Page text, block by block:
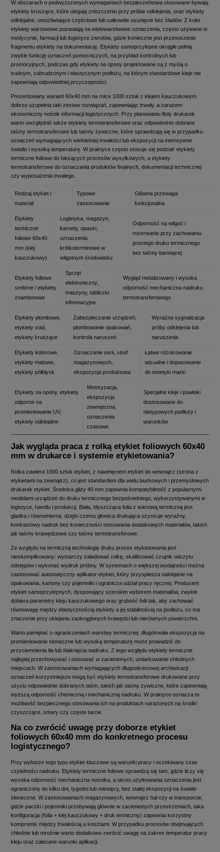
W obszarach o podwyższonych wymaganiach bezpieczeństwa stosowane bywają
etykiety kruszące, które ulegają zniszczeniu przy próbie odklejenia, oraz etykiety
odklejalne, umożliwiające częściowe lub całkowite usunięcie bez śladów. Z kolei
etykiety warstwowe pozwalają na wielowarstwowe oznaczenia, często używane w
medycynie, farmacji lub logistyce zwrotów, gdzie konieczne jest przenoszenie
fragmentu etykiety na dokumentację. Etykiety samoprzylepne okrągłe pełnią
zwykle funkcję oznaczeń pomocniczych, na przykład kontrolnych lub
promocyjnych, podczas gdy etykiety na opony projektowane są z myślą o
trudnym, zabrudzonym i elastycznym podłożu, na którym standardowe kleje nie
zapewniają odpowiedniej przyczepności.
Prezentowany wariant 60x40 mm na rolce 1000 sztuk z klejem kauczukowym
dobrze uzupełnia taki zestaw rozwiązań, zapewniając trwały, a zarazem
ekonomiczny nośnik informacji logistycznych. Przy planowaniu floty drukarek
warto uwzględnić także etykiety termotransferowe oraz odpowiednio dobrane
taśmy termotransferowe lub taśmy żywiczne, które sprawdzają się w przypadku
oznaczeń wymagających wieloletniej trwałości lub ekspozycji na intensywne
światło i wysoką temperaturę. W praktyce często stosuje się podział: etykiety
termiczne foliowe do bieżących procesów wysyłkowych, a etykiety
termotransferowe do oznaczania produktów finalnych, dokumentacji technicznej
czy wyposażenia trwałego.
Rodzaj etykiet /
materiał
Typowe
zastosowanie
Główna przewaga
funkcjonalna
Etykiety
termiczne
foliowe 60x40
mm (klej
kauczukowy)
Logistyka, magazyn,
karnety, opaski,
oznaczenia
krótkoterminowe w
wilgotnym środowisku
Odporność na wilgoć i
rozerwanie przy zachowaniu
prostego druku termicznego
bez taśmy barwiącej
Etykiety foliowe
srebrne / etykiety
znamionowe
Sprzęt
elektroniczny,
maszyny, tabliczki
informacyjne
Wygląd metalizowany i wysoka
odporność mechaniczna nadruku
termotransferowego
Etykiety plombowe,
etykiety void,
etykiety kruszące
Zabezpieczanie urządzeń,
plombowanie opakowań,
kontrola naruszeń
Wyraźna sygnalizacja
próby odklejenia lub
naruszenia
Etykiety kolorowe,
etykiety matowe,
etykiety półbłysk
Oznaczanie serii, stref
magazynowych,
ekspozycja produktowa
Łatwe różnicowanie
wizualne i dopasowanie
do estetyki marki
Etykiety na opony, etykiety
odporne na
promieniowanie UV,
etykiety odklejalne
Motoryzacja,
ekspozycja
zewnętrzna,
oznaczenia
czasowe
Specjalne kleje i powłoki
dostosowane do
nietypowych podłoży i
warunków
Jak wygląda praca z rolką etykiet foliowych 60x40
mm w drukarce i systemie etykietowania?
Rolka zawiera 1000 sztuk etykiet, z nawinięciem etykiet do wewnątrz (strona z
etykietami na zewnątrz), co jest standardem dla wielu biurkowych i przemysłowych
drukarek etykiet. Średnica gilzy 40 mm zapewnia kompatybilność z popularnymi
modelami urządzeń do druku termicznego bezpośredniego, wykorzystywanymi w
logistyce, handlu i produkcji. Biała, błyszcząca folia z warstwą termiczną jest
gładka i równomierna, dzięki czemu głowica drukująca uzyskuje wyraźny,
kontrastowy nadruk bez konieczności stosowania dodatkowych materiałów, takich
jak taśmy krawędziowe czy taśmy termotransferowe.
Ze względu na termiczną technologię druku proces etykietowania jest
nieskomplikowany: wystarczy załadować rolkę, skalibrować czujnik odczytu
odstępów i wykonać wydruk próbny. W systemach o większej wydajności można
zastosować automatyczny aplikator etykiet, który przyspiesza naklejanie na
opakowania, kartony czy pojemniki i ogranicza udział pracy ręcznej. Producent
etykiet samoprzylepnych, dysponujący szerokim wyborem materiałów, zwykle
dobiera parametry kleju kauczukowego oraz grubość folii tak, aby zachować
równowagę między elastycznością etykiety a jej stabilnością na podłożu, co ma
znaczenie przy oklejaniu zaokrąglonych krawędzi lub nierównych powierzchni.
Warto pamiętać o ograniczeniach warstwy termicznej: długotrwała ekspozycja na
promieniowanie słoneczne lub wysoką temperaturę może prowadzić do
przyciemnienia tła lub blaknięcia nadruku. Z tego względu etykiety termiczne
najlepiej przechowywać i stosować w zacienionych, umiarkowanie chłodnych
miejscach. W zastosowaniach wymagających długookresowej archiwizacji
oznaczeń korzystniejsze mogą być etykiety termotransferowe drukowane przy
użyciu odpowiednio dobranych taśm, takich jak taśmy żywiczne, które zapewniają
wyższą odporność chemiczną i mechaniczną nadruku. W praktyce oznacza to
możliwość bezpiecznego stosowania ich na produktach narażonych na środki
czyszczące, smary czy częste tarcie.
Na co zwrócić uwagę przy doborze etykiet
foliowych 60x40 mm do konkretnego procesu
logistycznego?
Przy wyborze tego typu etykiet kluczowe są warunki pracy i oczekiwany czas
czytelności nadruku. Etykiety termiczne foliowe sprawdzą się tam, gdzie liczy się
wysoka odporność mechaniczna nośnika, a okres użytkowania oznaczenia jest
ograniczony do kilku dni, tygodni lub miesięcy, bez stałej ekspozycji na światło
słoneczne. W zastosowaniach magazynowych, wewnątrz hal czy w transporcie,
gdzie paczki i pojemniki przebywają głównie w zacienionych przestrzeniach, taka
konfiguracja (folia + klej kauczukowy + druk termiczny) zapewnia korzystny
kompromis między trwałością a kosztami. W przypadku procesów obejmujących
chłodnie lub mroźnie warto dodatkowo zwrócić uwagę na zakres temperatur pracy
kleju oraz zalecane warunki aplikacji.